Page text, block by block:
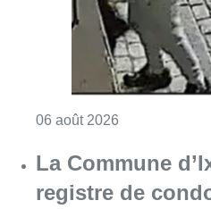
06 août 2026
La Commune
registre de